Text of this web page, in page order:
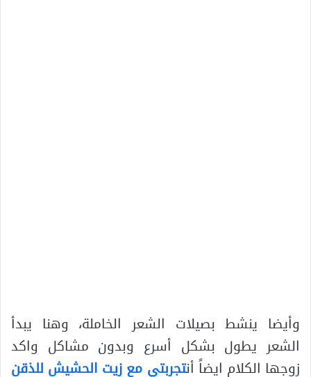
وأيضا ينشط بصيلات الشعر الخاملة، وهنا يبدأ
الشعر يطول بشكل أسرع وبدون مشاكل واكد
زوجها الكلام ايضاً أنتجربتي مع زيت الحشيش للذقن